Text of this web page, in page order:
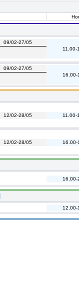
09/02-27/05
11.00-
09/02-27/05
16.00-
12/02-28/05 11.00-
12/02-28/05 16.00-
16.00-
12.00-